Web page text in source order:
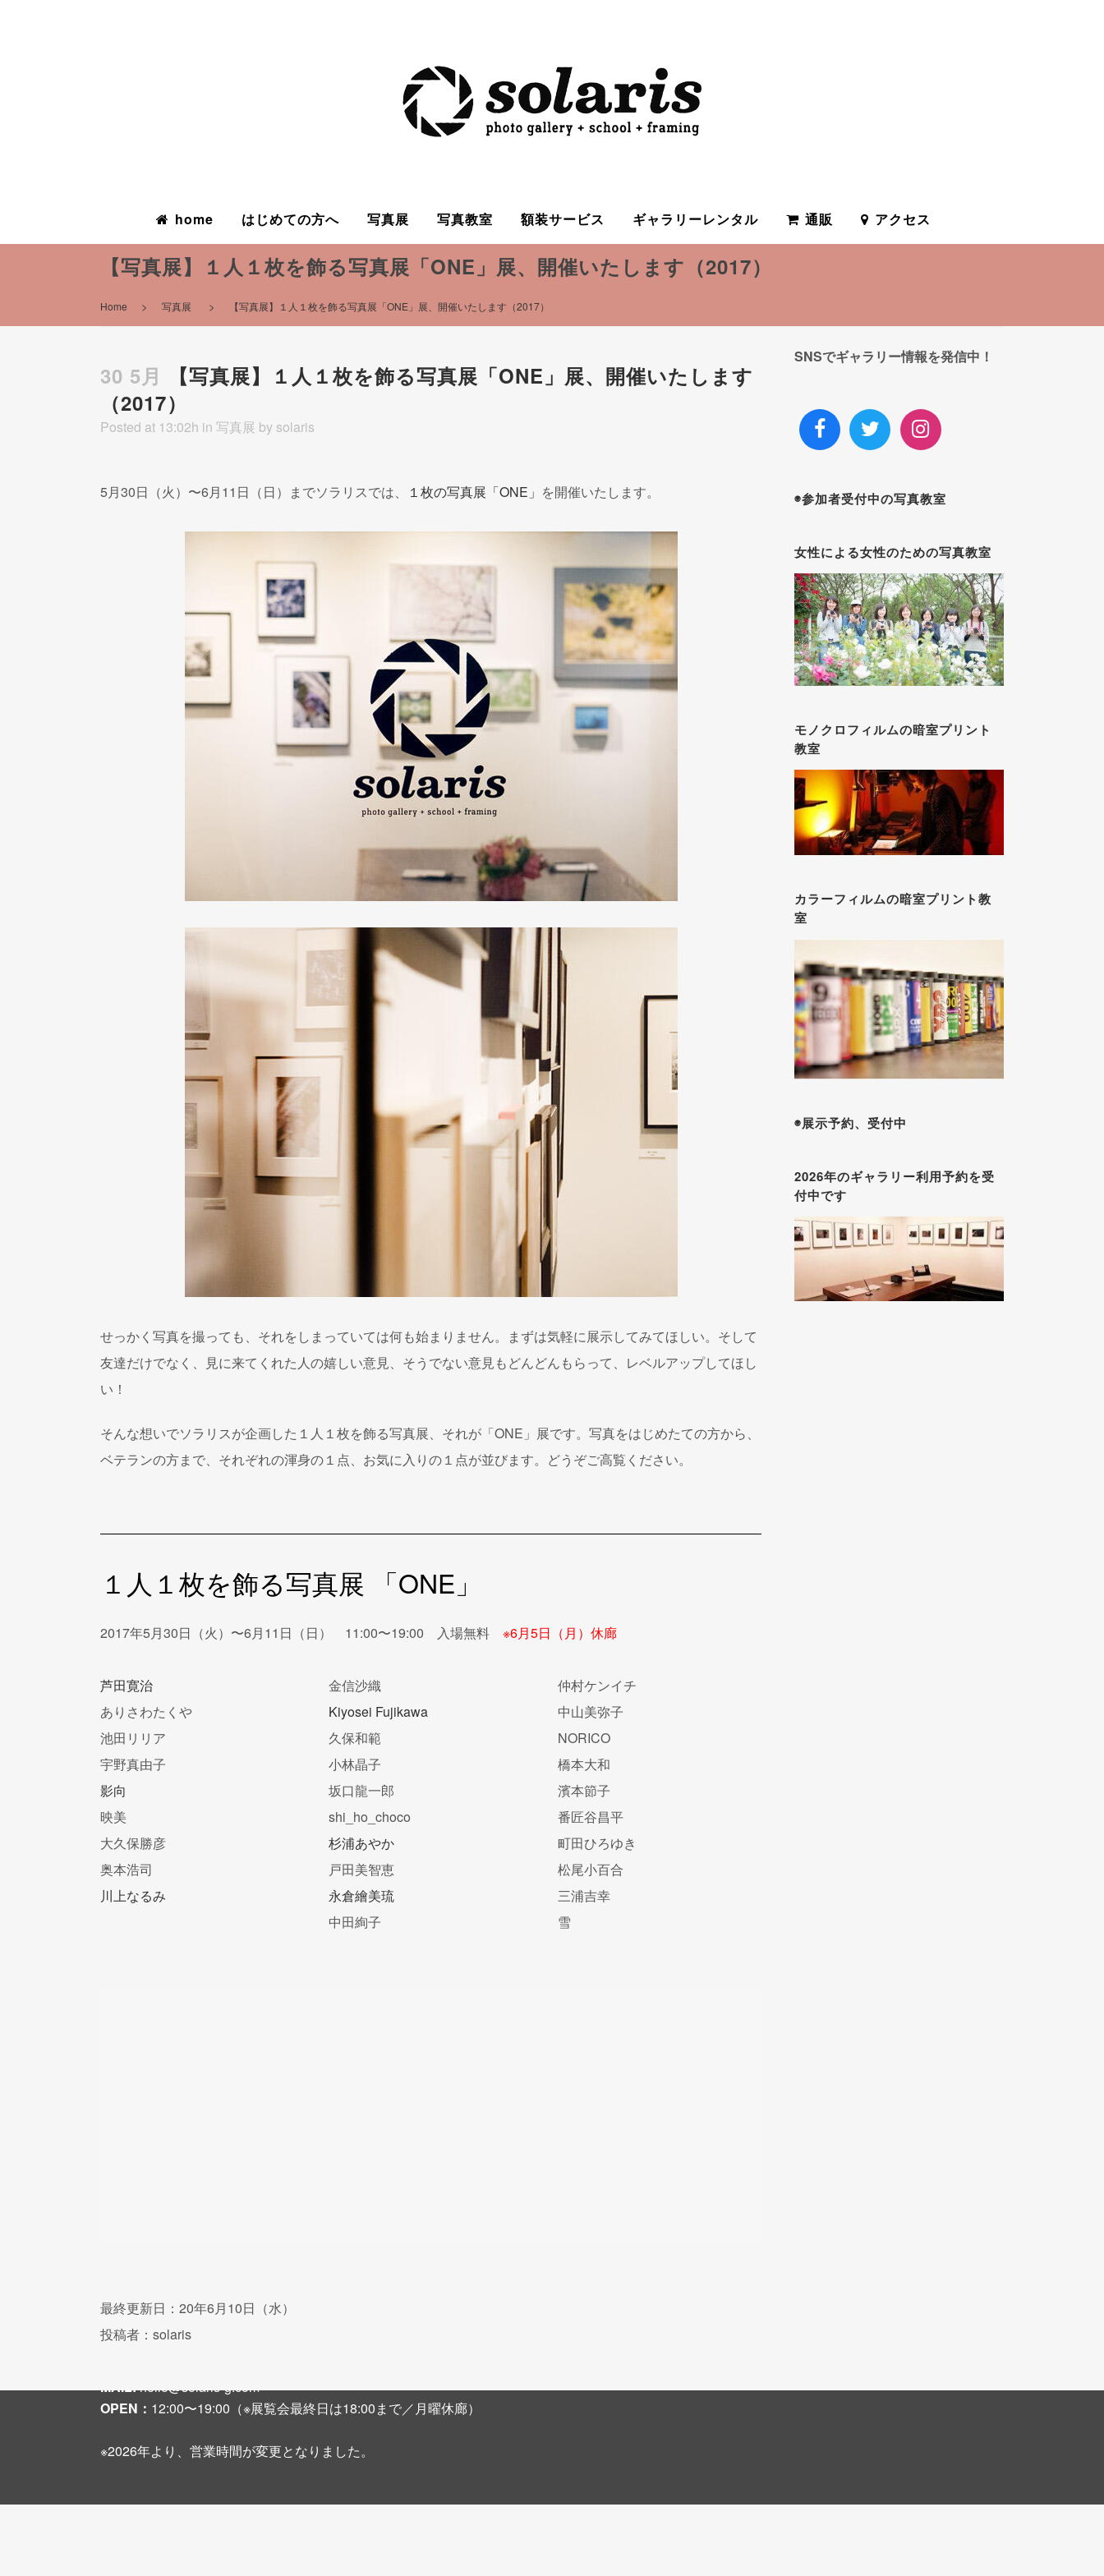
home はじめての方へ 写真展 写真教室 額装サービス ギャラリーレンタル 通販 アクセス
【写真展】１人１枚を飾る写真展「ONE」展、開催いたします（2017）
Home > 写真展 > 【写真展】１人１枚を飾る写真展「ONE」展、開催いたします（2017）
30 5月
【写真展】１人１枚を飾る写真展「ONE」展、開催いたします
（2017）
Posted at 13:02h in 写真展 by solaris
5月30日（火）〜6月11日（日）までソラリスでは、 １枚の写真展「ONE」 を開催いたします。
せっかく写真を撮っても、それをしまっていては何も始まりません。まずは気軽に展示してみてほしい。そして
友達だけでなく、見に来てくれた人の嬉しい意見、そうでない意見もどんどんもらって、レベルアップしてほし
い！
そんな想いでソラリスが企画した１人１枚を飾る写真展、それが「ONE」展です。写真をはじめたての方から、
ベテランの方まで、それぞれの渾身の１点、お気に入りの１点が並びます。どうぞご高覧ください。
１人１枚を飾る写真展 「ONE」
2017年5月30日（火）〜6月11日（日） 11:00〜19:00 入場無料 ※6月5日（月）休廊
芦田寛治
ありさわたくや
池田リリア
宇野真由子
影向
映美
大久保勝彦
奥本浩司
川上なるみ
金信沙織
Kiyosei Fujikawa
久保和範
小林晶子
坂口龍一郎
shi_ho_choco
杉浦あやか
戸田美智恵
永倉繪美琉
中田絢子
仲村ケンイチ
中山美弥子
NORICO
橋本大和
濱本節子
番匠谷昌平
町田ひろゆき
松尾小百合
三浦吉幸
雪
最終更新日：20年6月10日（水）
投稿者：solaris
SNSでギャラリー情報を発信中！
◉参加者受付中の写真教室
女性による女性のための写真教室
モノクロフィルムの暗室プリント
教室
カラーフィルムの暗室プリント教
室
◉展示予約、受付中
2026年のギャラリー利用予約を受
付中です
〒542-0081 大阪市中央区南船場3-2-6 大阪農林会館B1F
MAIL:hello@solaris-g.com
OPEN： 12:00〜19:00（※展覧会最終日は18:00まで／月曜休廊）
※2026年より、営業時間が変更となりました。